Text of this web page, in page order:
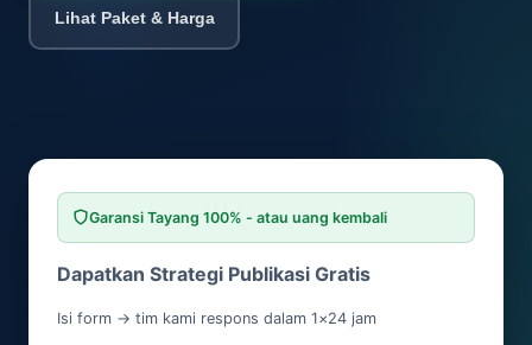
Lihat Paket & Harga
Garansi Tayang 100% - atau uang kembali
Dapatkan Strategi Publikasi Gratis
Isi form → tim kami respons dalam 1×24 jam